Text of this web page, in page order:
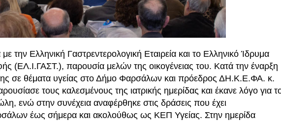
την Ελληνική Γαστρεντερολογική Εταιρεία και το Ελληνικό Ίδρυμα
(ΕΛ.Ι.ΓΑΣΤ.), παρουσία μελών της οικογένειας του. Κατά την έναρξη
σε θέματα υγείας στο Δήμο Φαρσάλων και πρόεδρος ΔΗ.Κ.Ε.ΦΑ. κ.
τους καλεσμένους της ιατρικής ημερίδας και έκανε λόγο για
ενώ στην συνέχεια αναφέρθηκε στις δράσεις που έχει
έως σήμερα και ακολούθως ως ΚΕΠ Υγείας. Στην ημερίδα